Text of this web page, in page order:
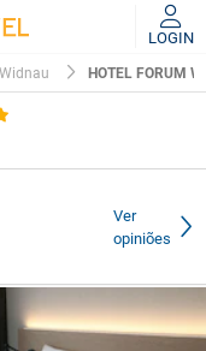
LOGIN
Widnau HOTEL FORUM
Ver
opiniões